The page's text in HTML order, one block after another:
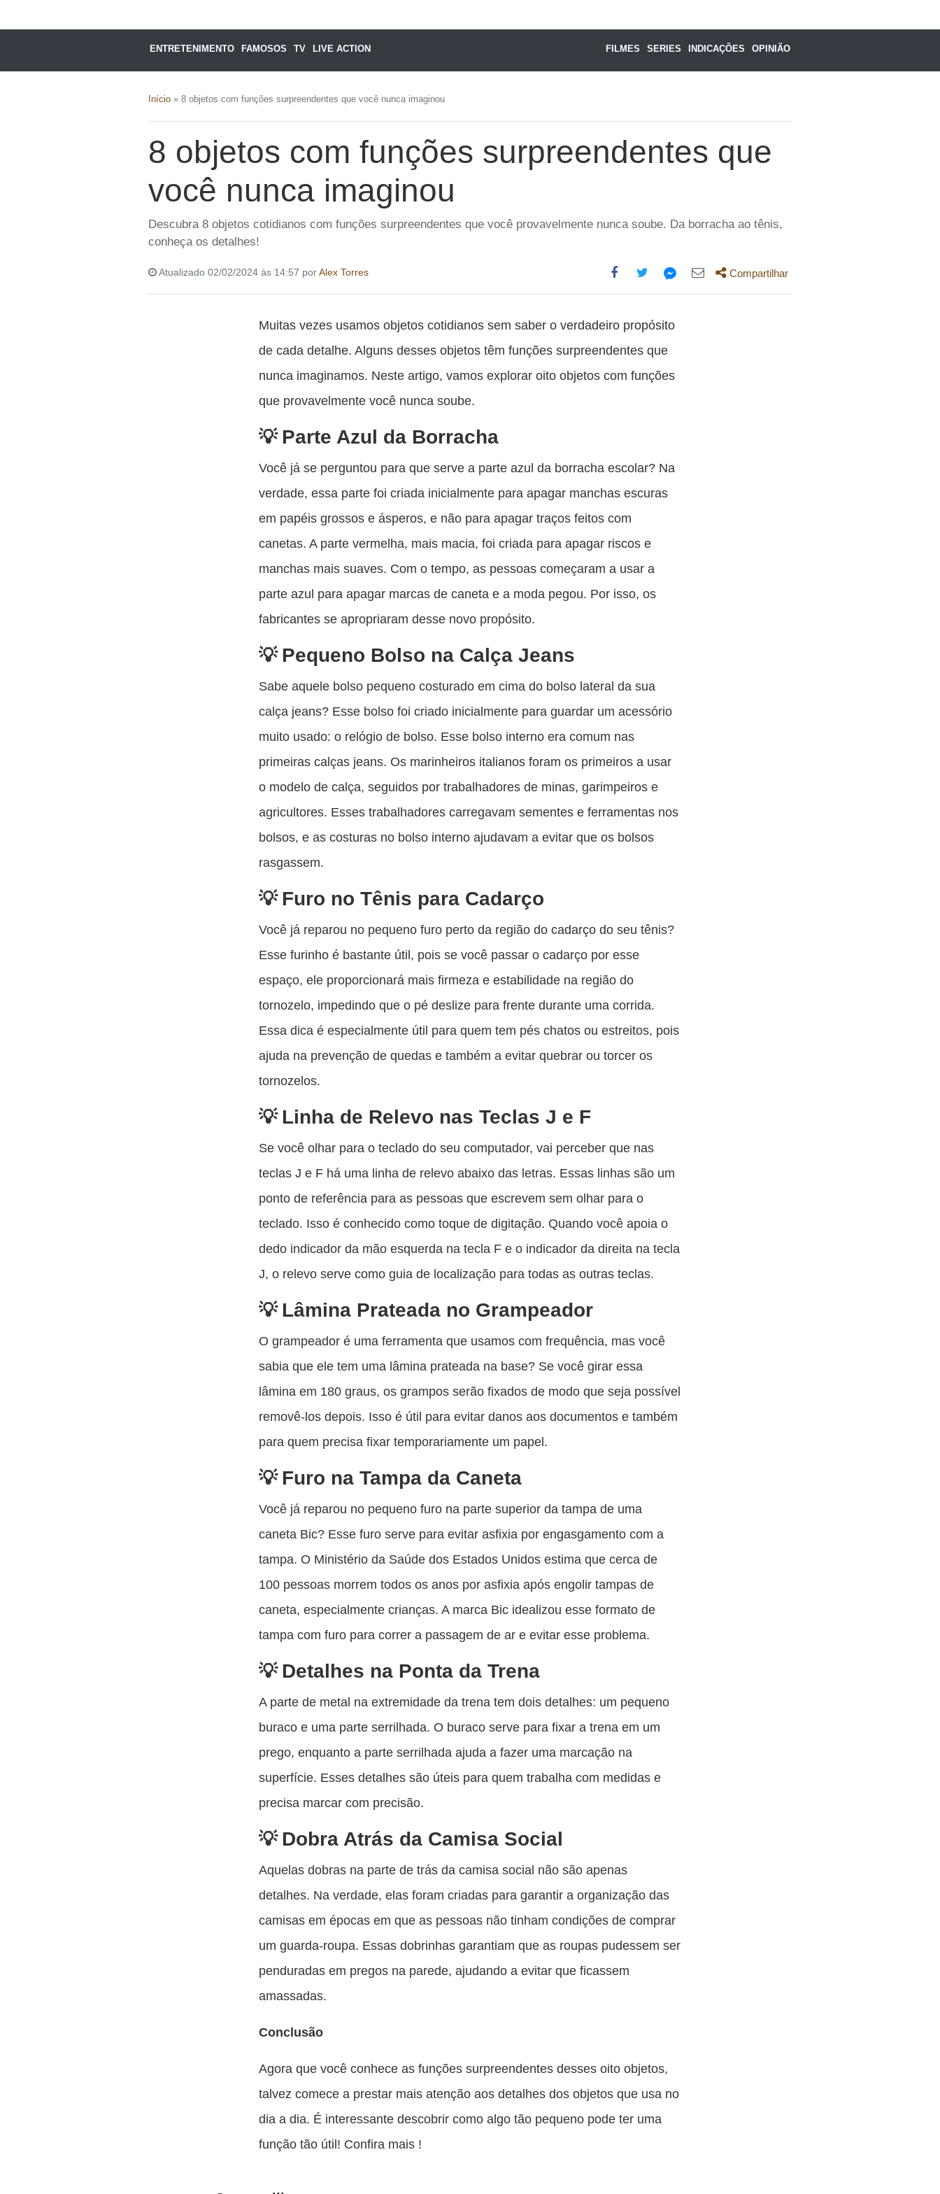
ENTRETENIMENTO FAMOSOS TV LIVE ACTION FILMES SERIES INDICAÇÕES OPINIÃO
Início » 8 objetos com funções surpreendentes que você nunca imaginou
8 objetos com funções surpreendentes que
você nunca imaginou
Descubra 8 objetos cotidianos com funções surpreendentes que você provavelmente nunca soube. Da borracha ao tênis,
conheça os detalhes!
Atualizado 02/02/2024 às 14:57 porAlex Torres
Compartilhe
Facebook
Compartilhe
esta
com
Twitter
Compartilhe
esta
Messenger
Compartilhe
Compartilhar
Muitas vezes usamos objetos cotidianos sem saber o verdadeiro propósito
de cada detalhe. Alguns desses objetos têm funções surpreendentes que
nunca imaginamos. Neste artigo, vamos explorar oito objetos com funções
que provavelmente você nunca soube.
Parte Azul da Borracha
Você já se perguntou para que serve a parte azul da borracha escolar? Na
verdade, essa parte foi criada inicialmente para apagar manchas escuras
em papéis grossos e ásperos, e não para apagar traços feitos com
canetas. A parte vermelha, mais macia, foi criada para apagar riscos e
manchas mais suaves. Com o tempo, as pessoas começaram a usar a
parte azul para apagar marcas de caneta e a moda pegou. Por isso, os
fabricantes se apropriaram desse novo propósito.
Pequeno Bolso na Calça Jeans
Sabe aquele bolso pequeno costurado em cima do bolso lateral da sua
calça jeans? Esse bolso foi criado inicialmente para guardar um acessório
muito usado: o relógio de bolso. Esse bolso interno era comum nas
primeiras calças jeans. Os marinheiros italianos foram os primeiros a usar
o modelo de calça, seguidos por trabalhadores de minas, garimpeiros e
agricultores. Esses trabalhadores carregavam sementes e ferramentas nos
bolsos, e as costuras no bolso interno ajudavam a evitar que os bolsos
rasgassem.
Furo no Tênis para Cadarço
Você já reparou no pequeno furo perto da região do cadarço do seu tênis?
Esse furinho é bastante útil, pois se você passar o cadarço por esse
espaço, ele proporcionará mais firmeza e estabilidade na região do
tornozelo, impedindo que o pé deslize para frente durante uma corrida.
Essa dica é especialmente útil para quem tem pés chatos ou estreitos, pois
ajuda na prevenção de quedas e também a evitar quebrar ou torcer os
tornozelos.
Linha de Relevo nas Teclas J e F
Se você olhar para o teclado do seu computador, vai perceber que nas
teclas J e F há uma linha de relevo abaixo das letras. Essas linhas são um
ponto de referência para as pessoas que escrevem sem olhar para o
teclado. Isso é conhecido como toque de digitação. Quando você apoia o
dedo indicador da mão esquerda na tecla F e o indicador da direita na tecla
J, o relevo serve como guia de localização para todas as outras teclas.
Lâmina Prateada no Grampeador
O grampeador é uma ferramenta que usamos com frequência, mas você
sabia que ele tem uma lâmina prateada na base? Se você girar essa
lâmina em 180 graus, os grampos serão fixados de modo que seja possível
removê-los depois. Isso é útil para evitar danos aos documentos e também
para quem precisa fixar temporariamente um papel.
Furo na Tampa da Caneta
Você já reparou no pequeno furo na parte superior da tampa de uma
caneta Bic? Esse furo serve para evitar asfixia por engasgamento com a
tampa. O Ministério da Saúde dos Estados Unidos estima que cerca de
100 pessoas morrem todos os anos por asfixia após engolir tampas de
caneta, especialmente crianças. A marca Bic idealizou esse formato de
tampa com furo para correr a passagem de ar e evitar esse problema.
Detalhes na Ponta da Trena
A parte de metal na extremidade da trena tem dois detalhes: um pequeno
buraco e uma parte serrilhada. O buraco serve para fixar a trena em um
prego, enquanto a parte serrilhada ajuda a fazer uma marcação na
superfície. Esses detalhes são úteis para quem trabalha com medidas e
precisa marcar com precisão.
Dobra Atrás da Camisa Social
Aquelas dobras na parte de trás da camisa social não são apenas
detalhes. Na verdade, elas foram criadas para garantir a organização das
camisas em épocas em que as pessoas não tinham condições de comprar
um guarda-roupa. Essas dobrinhas garantiam que as roupas pudessem ser
penduradas em pregos na parede, ajudando a evitar que ficassem
amassadas.
Conclusão
Agora que você conhece as funções surpreendentes desses oito objetos,
talvez comece a prestar mais atenção aos detalhes dos objetos que usa no
dia a dia. É interessante descobrir como algo tão pequeno pode ter uma
função tão útil! Confira mais !